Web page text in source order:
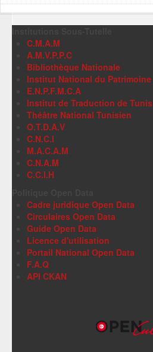
C.M.A.M
A.M.V.P.P.C
Bibliothèque Nationale
Institut National du Patrimoine
E.N.P.F.M.C.A
Institut de Traduction de Tunis
Théâtre National Tunisien
O.T.D.A.V
C.N.C.I
M.A.C.A.M
C.N.A.M
C.C.I.H
Cadre juridique Open Data
Circulaires Open Data
Guide Open Data
Licence d'utilisation
Portail National Open Data
F.A.Q
API CKAN